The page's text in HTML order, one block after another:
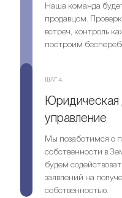
Наша команда
продавцом.
встреч, контроль
построим
ШАГ 4.
Юридическая
управление
Мы позаботимся о
собственности в
будем
заявлений на
собственностью.